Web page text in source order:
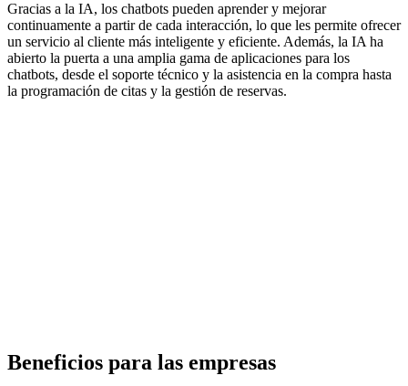
Gracias a la IA, los chatbots pueden aprender y mejorar
continuamente a partir de cada interacción, lo que les permite ofrecer
un servicio al cliente más inteligente y eficiente. Además, la IA ha
abierto la puerta a una amplia gama de aplicaciones para los
chatbots, desde el soporte técnico y la asistencia en la compra hasta
la programación de citas y la gestión de reservas.
Beneficios para las empresas